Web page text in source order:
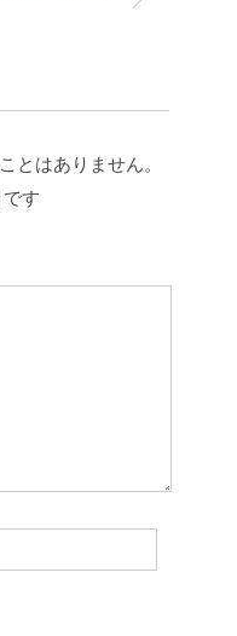
とはありません。
す